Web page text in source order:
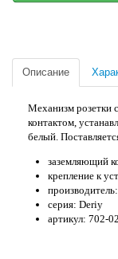
Описание
Механизм розетки
контактом,
белый.
заземляющий
крепление к
серия: Deriy
артикул: 702-